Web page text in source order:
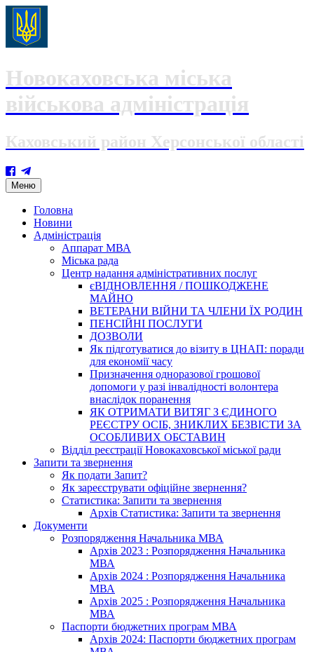
Новокаховська міська
військова адміністрація
Каховський район Херсонської області
Меню Skip
to
content
Головна
Новини
Адміністрація
Аппарат МВА
Міська рада
Центр надання адміністративних послуг
єВІДНОВЛЕННЯ / ПОШКОДЖЕНЕ
МАЙНО
ВЕТЕРАНИ ВІЙНИ ТА ЧЛЕНИ ЇХ РОДИН
ПЕНСІЙНІ ПОСЛУГИ
ДОЗВОЛИ
Як підготуватися до візиту в ЦНАП: поради
для економії часу
Призначення одноразової грошової
допомоги у разі інвалідності волонтера
внаслідок поранення
ЯК ОТРИМАТИ ВИТЯГ З ЄДИНОГО
РЕЄСТРУ ОСІБ, ЗНИКЛИХ БЕЗВІСТИ ЗА
ОСОБЛИВИХ ОБСТАВИН
Відділ реєстрації Новокаховської міської ради
Запити та звернення
Як подати Запит?
Як зареєструвати офіційне звернення?
Статистика: Запити та звернення
Архів Статистика: Запити та звернення
Документи
Розпорядження Начальника МВА
Архів 2023 : Розпорядження Начальника
МВА
Архів 2024 : Розпорядження Начальника
МВА
Архів 2025 : Розпорядження Начальника
МВА
Паспорти бюджетних програм МВА
Архів 2024: Паспорти бюджетних програм